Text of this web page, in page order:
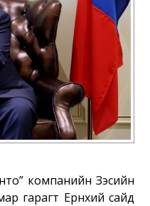
компанийн Зэсийн
гарагт Ерөнхий сайд